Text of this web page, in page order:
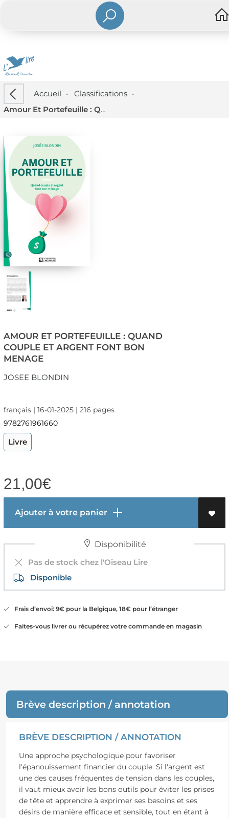
Accueil - Classifications-
Amour Et Portefeuille : Quand Couple Et Argent Font Bon Menage
AMOUR ET PORTEFEUILLE : QUAND
COUPLE ET ARGENT FONT BON
MENAGE
JOSEE BLONDIN
français | 16-01-2025 | 216 pages
9782761961660
Livre
21,00€
Ajouter à votre panier
Disponibilité
Pas de stock chez l'Oiseau Lire
Disponible
Frais d’envoi: 9€ pour la Belgique, 18€ pour l’étranger
Faites-vous livrer ou récupérez votre commande en magasin
Brève description / annotation
BRÈVE DESCRIPTION / ANNOTATION
Une approche psychologique pour favoriser
l'épanouissement financier du couple. Si l'argent est
une des causes fréquentes de tension dans les couples,
il vaut mieux avoir les bons outils pour éviter les prises
de tête et apprendre à exprimer ses besoins et ses
désirs de manière efficace et sensible, tout en étant à